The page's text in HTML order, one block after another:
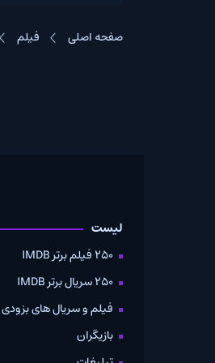
فیلم دانلود فیلم Players
فیلم و سریال های بزودی
صفحات
درباره ما
DMCA
تماس با